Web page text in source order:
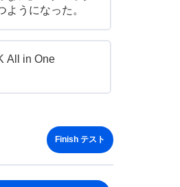
うになった。
All in One